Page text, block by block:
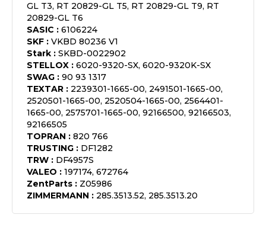
GL T3, RT 20829-GL T5, RT 20829-GL T9, RT
20829-GL T6
SASIC : 6106224
SKF : VKBD 80236 V1
Stark : SKBD-0022902
STELLOX : 6020-9320-SX, 6020-9320K-SX
SWAG : 90 93 1317
TEXTAR : 2239301-1665-00, 2491501-1665-00,
2520501-1665-00, 2520504-1665-00, 2564401-
1665-00, 2575701-1665-00, 92166500, 92166503,
92166505
TOPRAN : 820 766
TRUSTING : DF1282
TRW : DF4957S
VALEO : 197174, 672764
ZentParts : Z05986
ZIMMERMANN : 285.3513.52, 285.3513.20